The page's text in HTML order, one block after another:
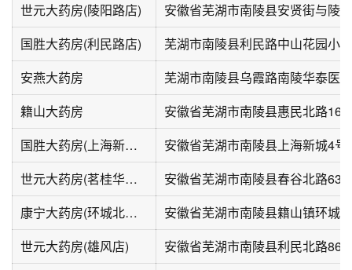
世元大药房(陵阳路店)
国胜大药房(利民路店)
芜湖市南陵县利民路中山花园小
安燕大药房
籍山大药房
安徽省芜湖市南陵县惠民北路
国胜大药房(上海新城店)
安徽省芜湖市南陵县上海新城4号
世元大药房(茗桂华庭店)
安徽省芜湖市南陵县春谷北路63
康宁大药房(环城北路店)
世元大药房(雄风店)
安徽省芜湖市南陵县利民北路86